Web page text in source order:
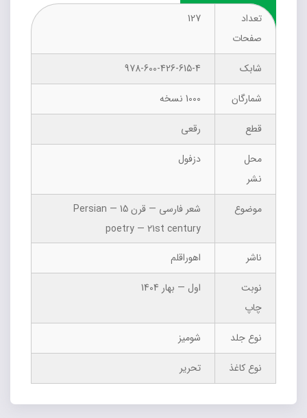
تعداد
صفحات
127
شابک
978-600-426-615-4
شمارگان
1000 نسخه
قطع
رقعی
محل
نشر
دزفول
موضوع
شعر فارسی — قرن 15 — Persian
poetry — 21st century
ناشر
اهوراقلم
نوبت
چاپ
اول — بهار 1404
نوع جلد
شومیز
نوع کاغذ
تحریر